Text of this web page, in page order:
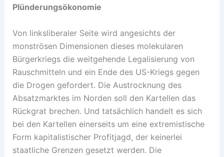
Plünderungsökonomie
Von linksliberaler Seite wird angesichts der
monströsen Dimensionen dieses molekularen
Bürgerkriegs die weitgehende Legalisierung von
Rauschmitteln und ein Ende des US-Kriegs gegen
die Drogen gefordert. Die Austrocknung des
Absatzmarktes im Norden soll den Kartellen das
Rückgrat brechen. Und tatsächlich handelt es sich
bei den Kartellen einerseits um eine extremistische
Form kapitalistischer Profitjagd, der keinerlei
staatliche Grenzen gesetzt werden. Die